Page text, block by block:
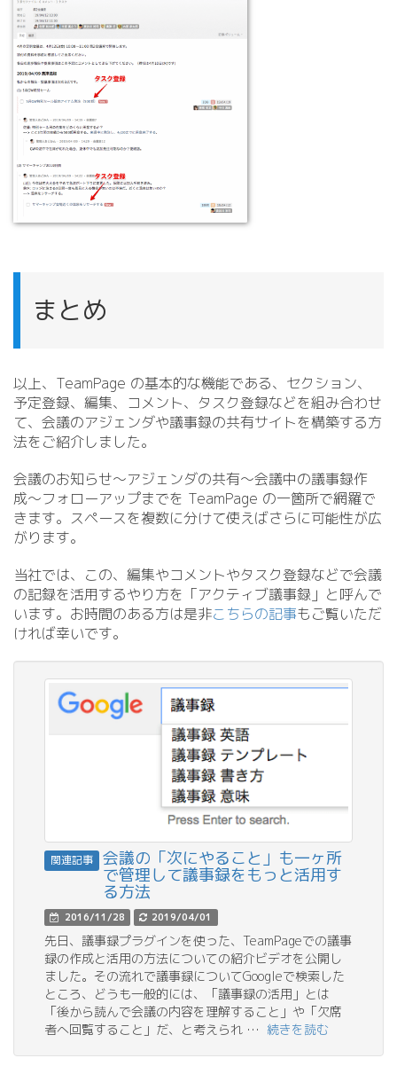
まとめ
以上、TeamPage の基本的な機能である、セクション、
予定登録、編集、コメント、タスク登録などを組み合わせ
て、会議のアジェンダや議事録の共有サイトを構築する方
法をご紹介しました。
会議のお知らせ〜アジェンダの共有〜会議中の議事録作
成〜フォローアップまでを TeamPage の一箇所で網羅で
きます。スペースを複数に分けて使えばさらに可能性が広
がります。
当社では、この、編集やコメントやタスク登録などで会議
の記録を活用するやり方を「アクティブ議事録」と呼んで
います。お時間のある方は是非こちらの記事もご覧いただ
ければ幸いです。
関連記事 会議の「次にやること」も一ヶ所
で管理して議事録をもっと活用す
る方法
2016/11/28 2019/04/01
先日、議事録プラグインを使った、TeamPageでの議事
録の作成と活用の方法についての紹介ビデオを公開し
ました。その流れで議事録についてGoogleで検索した
ところ、どうも一般的には、「議事録の活用」とは
「後から読んで会議の内容を理解すること」や「欠席
者へ回覧すること」だ、と考えられ … 続きを読む